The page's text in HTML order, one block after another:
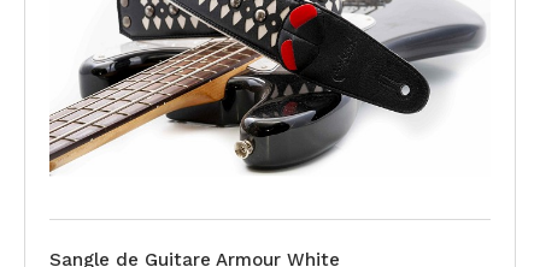
Sangle de Guitare Armour White